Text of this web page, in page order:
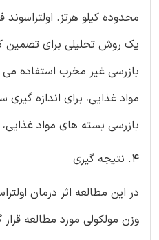
محدوده کیلو هرتز. اولتراسوند
یک روش تحلیلی برای تضمین
بازرسی غیر مخرب استفاده
مواد غذایی، برای اندازه
بازرسی بسته های مواد
4. نتیجه گیری
در این مطالعه اثر درمان
وزن مولکولی مورد مطالعه